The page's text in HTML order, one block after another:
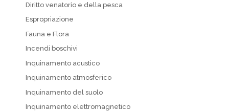
Diritto venatorio e della pesca
Espropriazione
Fauna e Flora
Incendi boschivi
Inquinamento acustico
Inquinamento atmosferico
Inquinamento del suolo
Inquinamento elettromagnetico